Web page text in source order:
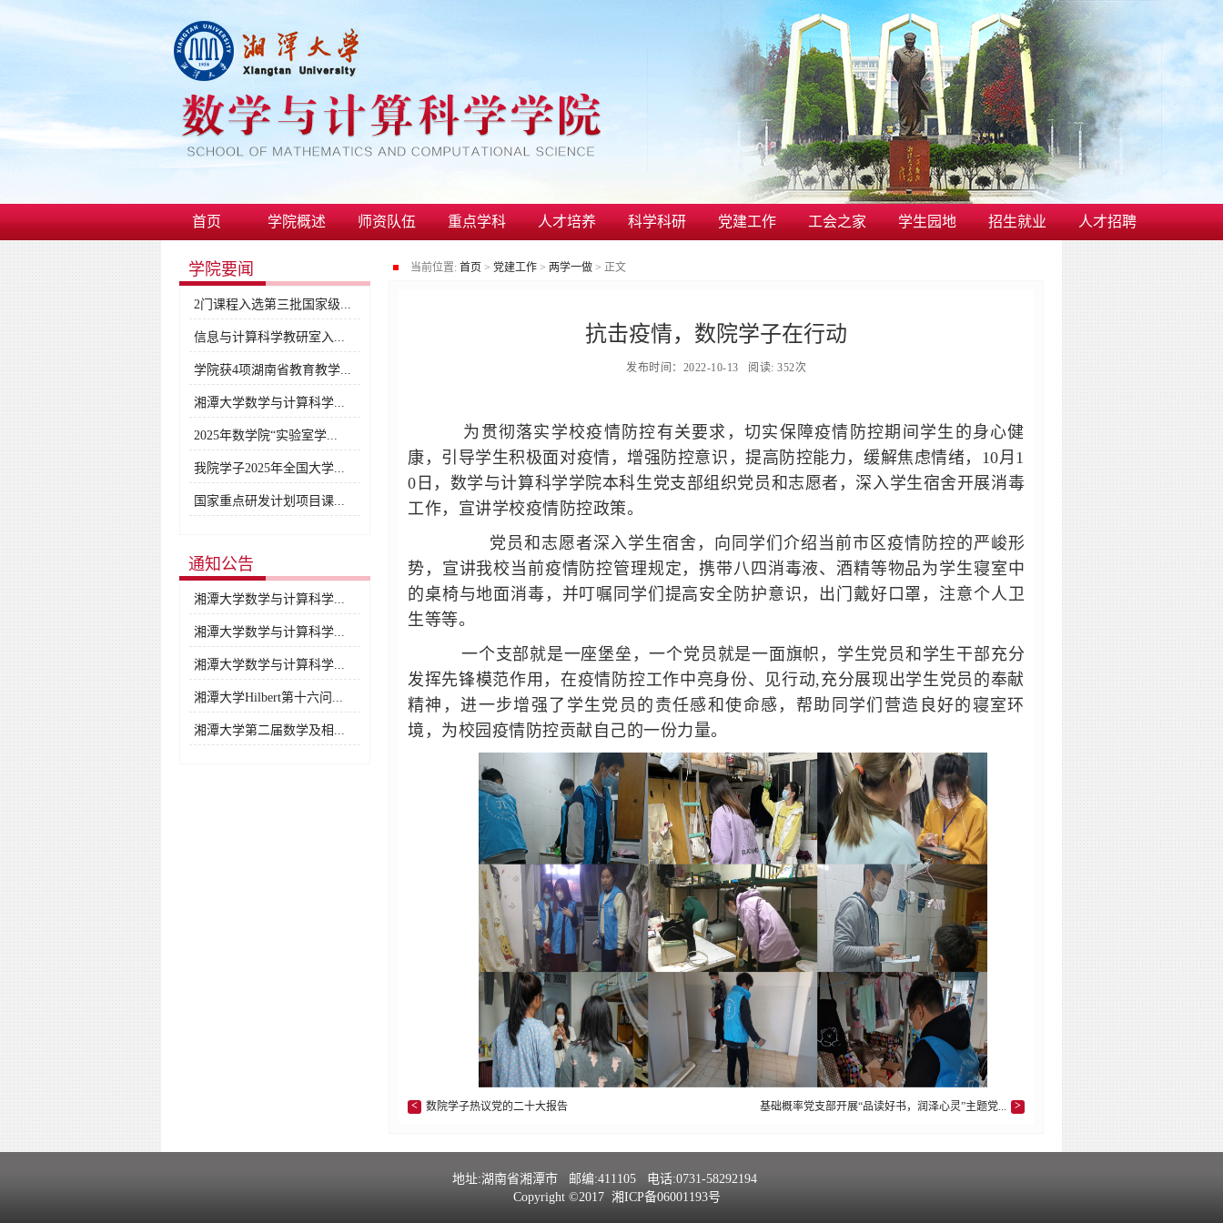
首页 学院概述 师资队伍 重点学科 人才培养 科学科研 党建工作 工会之家 学生园地 招生就业 人才招聘
学院要闻
2门课程入选第三批国家级...
信息与计算科学教研室入...
学院获4项湖南省教育教学...
湘潭大学数学与计算科学...
2025年数学院“实验室学...
我院学子2025年全国大学...
国家重点研发计划项目课...
通知公告
湘潭大学数学与计算科学...
湘潭大学数学与计算科学...
湘潭大学数学与计算科学...
湘潭大学Hilbert第十六问...
湘潭大学第二届数学及相...
当前位置: 首页 > 党建工作 > 两学一做 > 正文
抗击疫情，数院学子在行动
发布时间：2022-10-13 阅读:352次
为贯彻落实学校疫情防控有关要求，切实保障疫情防控期间学生的身心健
康，引导学生积极面对疫情，增强防控意识，提高防控能力，缓解焦虑情绪，10月1
0日，数学与计算科学学院本科生党支部组织党员和志愿者，深入学生宿舍开展消毒
工作，宣讲学校疫情防控政策。
党员和志愿者深入学生宿舍，向同学们介绍当前市区疫情防控的严峻形
势，宣讲我校当前疫情防控管理规定，携带八四消毒液、酒精等物品为学生寝室中
的桌椅与地面消毒，并叮嘱同学们提高安全防护意识，出门戴好口罩，注意个人卫
生等等。
一个支部就是一座堡垒，一个党员就是一面旗帜，学生党员和学生干部充分
发挥先锋模范作用，在疫情防控工作中亮身份、见行动,充分展现出学生党员的奉献
精神，进一步增强了学生党员的责任感和使命感，帮助同学们营造良好的寝室环
境，为校园疫情防控贡献自己的一份力量。
< 数院学子热议党的二十大报告 基础概率党支部开展“品读好书，润泽心灵”主题党... >
地址:湖南省湘潭市 邮编:411105 电话:0731-58292194
Copyright ©2017 湘ICP备06001193号